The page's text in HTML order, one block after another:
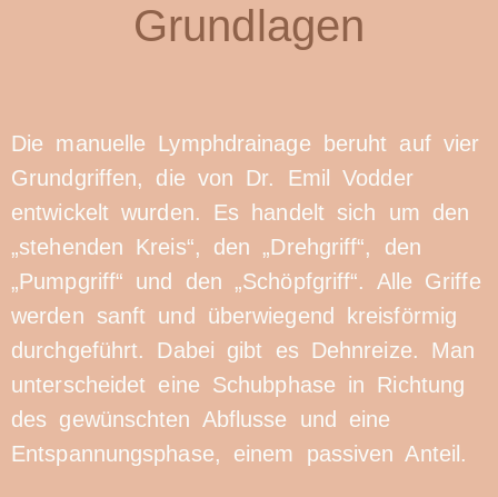
Grundlagen
Die manuelle Lymphdrainage beruht auf vier
Grundgriffen, die von Dr. Emil Vodder
entwickelt wurden. Es handelt sich um den
„stehenden Kreis“, den „Drehgriff“, den
„Pumpgriff“ und den „Schöpfgriff“. Alle Griffe
werden sanft und überwiegend kreisförmig
durchgeführt. Dabei gibt es Dehnreize. Man
unterscheidet eine Schubphase in Richtung
des gewünschten Abflusse und eine
Entspannungsphase, einem passiven Anteil.